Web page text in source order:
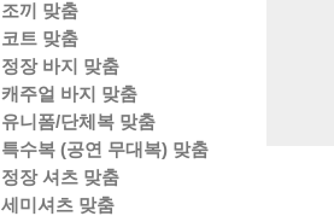
조끼 맞춤
코트 맞춤
정장 바지 맞춤
캐주얼 바지 맞춤
유니폼/단체복 맞춤
특수복 (공연 무대복) 맞춤
정장 셔츠 맞춤
세미셔츠 맞춤